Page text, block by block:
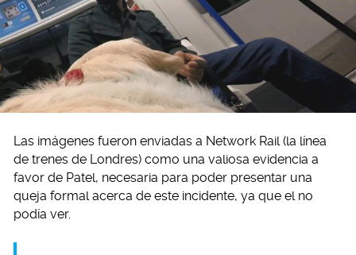
Las imágenes fueron enviadas a Network Rail (la línea
de trenes de Londres) como una valiosa evidencia a
favor de Patel, necesaria para poder presentar una
queja formal acerca de este incidente, ya que el no
podía ver.